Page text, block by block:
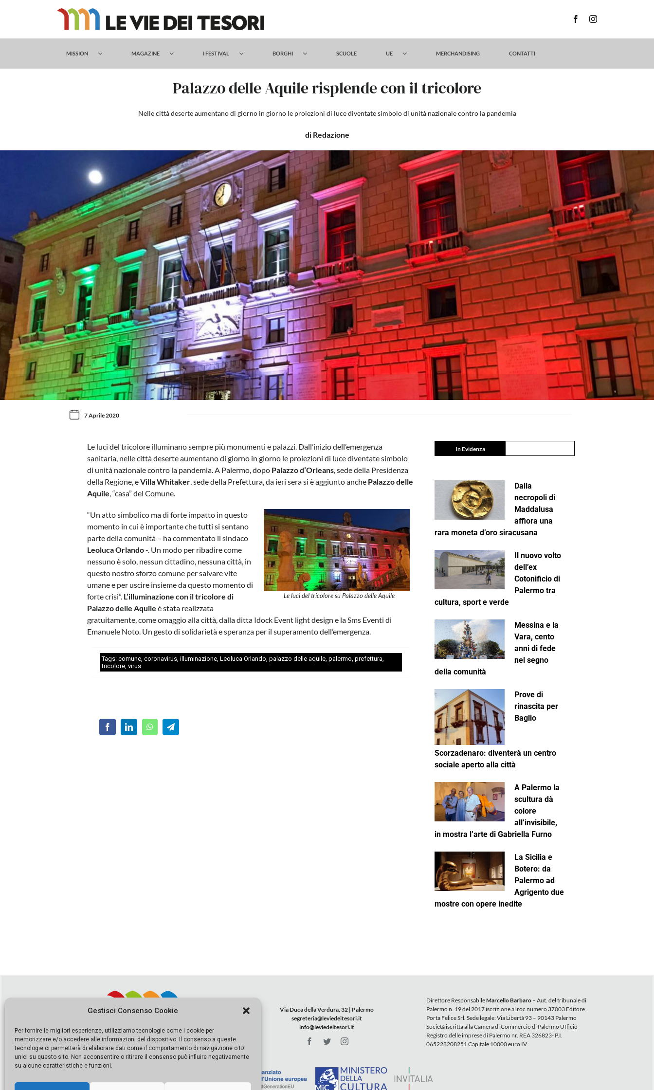
Gestisci Consenso Cookie
Per fornire le migliori esperienze, utilizziamo tecnologie come i cookie per
memorizzare e/o accedere alle informazioni del dispositivo. Il consenso a queste
tecnologie ci permetterà di elaborare dati come il comportamento di navigazione o ID
unici su questo sito. Non acconsentire o ritirare il consenso può influire negativamente
su alcune caratteristiche e funzioni.
MISSION MAGAZINE I FESTIVAL BORGHI SCUOLE UE MERCHANDISING CONTATTI
Palazzo delle Aquile risplende con il tricolore
Nelle città deserte aumentano di giorno in giorno le proiezioni di luce diventate simbolo di unità nazionale contro la pandemia
di Redazione
7 Aprile 2020
Le luci del tricolore illuminano sempre più monumenti e palazzi. Dall’inizio dell’emergenza
sanitaria, nelle città deserte aumentano di giorno in giorno le proiezioni di luce diventate simbolo
di unità nazionale contro la pandemia. A Palermo, dopo Palazzo d’Orleans , sede della Presidenza
della Regione, eVilla Whitaker , sede della Prefettura, da ieri sera si è aggiunto anche Palazzo delle
Aquile , “casa” del Comune.
Le luci del tricolore su Palazzo delle Aquile
“Un atto simbolico ma di forte impatto in questo
momento in cui è importante che tutti si sentano
parte della comunità – ha commentato il sindaco
Leoluca Orlando-. Un modo per ribadire come
nessuno è solo, nessun cittadino, nessuna città, in
questo nostro sforzo comune per salvare vite
umane e per uscire insieme da questo momento di
forte crisi”. L’illuminazione con il tricolore di
Palazzo delle Aquile è stata realizzata
gratuitamente, come omaggio alla città, dalla ditta Idock Event light design e la Sms Eventi di
Emanuele Noto. Un gesto di solidarietà e speranza per il superamento dell’emergenza.
Tags:comune ,coronavirus ,illuminazione ,Leoluca Orlando ,palazzo delle aquile ,palermo ,prefettura
tricolore ,virus
In Evidenza
Dalla
necropoli di
Maddalusa
affiora una
rara moneta d’oro siracusana
Il nuovo volto
dell’ex
Cotonificio di
Palermo tra
cultura, sport e verde
Messina e la
Vara, cento
anni di fede
nel segno
della comunità
Prove di
rinascita per
Baglio
Scorzadenaro: diventerà un centro
sociale aperto alla città
A Palermo la
scultura dà
colore
all’invisibile,
in mostra l’arte di Gabriella Furno
La Sicilia e
Botero: da
Palermo ad
Agrigento due
mostre con opere inedite
Via Duca della Verdura, 32 | Palermo
segreteria@leviedeitesori.it
info@leviedeitesori.it
Direttore ResponsabileMarcello Barbaro– Aut. del tribunale di
Palermo n. 19 del 2017 iscrizione al roc numero 37003 Editore
Porta Felice Srl. Sede legale: Via Libertà 93 – 90143 Palermo
Società iscritta alla Camera di Commercio di Palermo Ufficio
Registro delle imprese di Palermo nr. REA 326823- P.I.
065228208251 Capitale 10000 euro IV